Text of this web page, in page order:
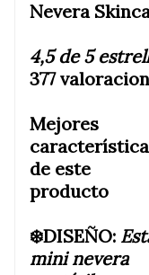
Nevera
4,5 de 5
377
Mejores
de este
producto
❄️DISEÑO:
mini nevera